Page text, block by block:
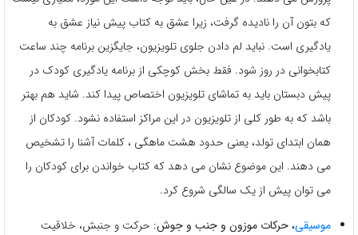
که بتون آن را نادیده گرفت، زیرا عشق به کتاب پیش نیاز عشق به
یادگیری است. نباید لم دادن جلوی تلویزیون، جایگزین برنامه چند ساعت
کتابخوانی در روز شود. فقط بخش کوچکی از برنامه یادگیری کودک در
پیش دبستان باید به تماشای تلویزیون اختصاص پیدا کند. شاید هم بهتر
باشد که به طور کلی از تلویزیون در این مراکز استفاده نشود. کودکان از
همان ابتدای تولد، یعنی حدود هشت ماهگی ، کلمات آشنا را تشخیص
می دهند. این موضوع نشان می دهد که کتاب خواندن برای کودکان را
می توان پیش از یک سالگی شروع کرد.
موسیقی، حرکات موزون و جنب و جوش: حرکت و جنبش، خلاقیت